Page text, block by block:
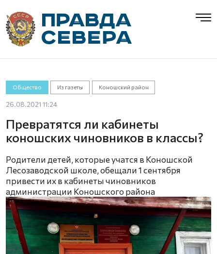
Общество Из газеты Коношский район
26.08.2021 11:24
Превратятся ли кабинеты
коношских чиновников в классы?
Родители детей, которые учатся в Коношской
Лесозаводской школе, обещали 1 сентября
привести их в кабинеты чиновников
администрации Коношского района